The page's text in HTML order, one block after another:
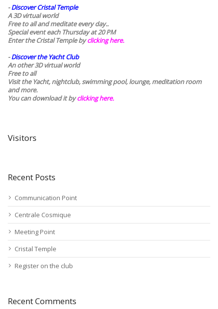
-Discover Cristal Temple
A 3D virtual world
Free to all and meditate every day..
Special event each Thursday at 20 PM
Enter the Cristal Temple byclicking here.
-Discover the Yacht Club
An other 3D virtual world
Free to all
Visit the Yacht, nightclub, swimming pool, lounge, meditation room
and more.
You can download it byclicking here.
Visitors
Recent Posts
Communication Point
Centrale Cosmique
Meeting Point
Cristal Temple
Register on the club
Recent Comments